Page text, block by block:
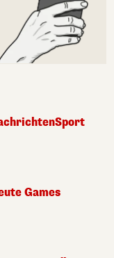
Sport
Games